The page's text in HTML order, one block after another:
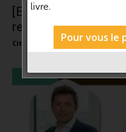
[Emission]#18 : La
responsable |
Cité de la RSE et de l'impact -
livre.
Pour vous le